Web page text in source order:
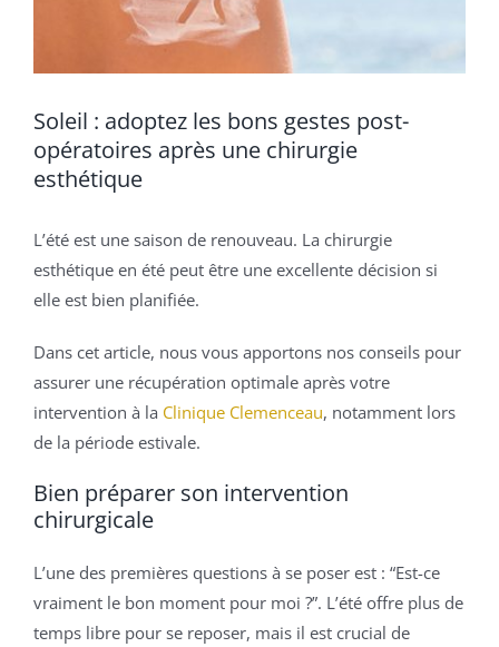
Soleil : adoptez les bons gestes post-
opératoires après une chirurgie
esthétique
L’été est une saison de renouveau. La chirurgie
esthétique en été peut être une excellente décision si
elle est bien planifiée.
Dans cet article, nous vous apportons nos conseils pour
assurer une récupération optimale après votre
intervention à la Clinique Clemenceau, notamment lors
de la période estivale.
Bien préparer son intervention
chirurgicale
L’une des premières questions à se poser est : “Est-ce
vraiment le bon moment pour moi ?”. L’été offre plus de
temps libre pour se reposer, mais il est crucial de